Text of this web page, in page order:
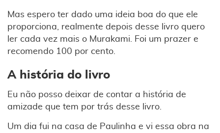
Mas espero ter dado uma ideia boa do que ele
proporciona, realmente depois desse livro quero
ler cada vez mais o Murakami. Foi um prazer e
recomendo 100 por cento.
A história do livro
Eu não posso deixar de contar a história de
amizade que tem por trás desse livro.
Um dia fui na casa de Paulinha e vi essa obra na